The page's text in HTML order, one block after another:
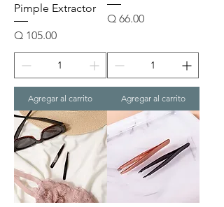
Pimple Extractor
Precio
Q 105.00
Agregar al carrito
Precio
Q 66.00
Agregar al carrito